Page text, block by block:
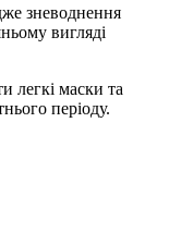
зневоднення
вигляді
легкі маски та
періоду.